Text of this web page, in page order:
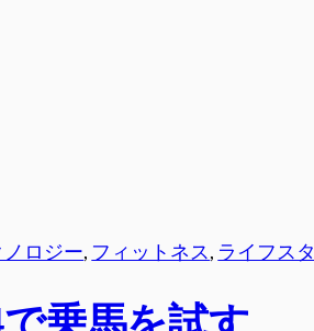
ノロジー, フィットネス, ライフスタ
乗馬を試す